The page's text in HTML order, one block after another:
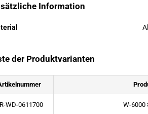
Information
der Produktvarianten
WD-0611700 W-6000